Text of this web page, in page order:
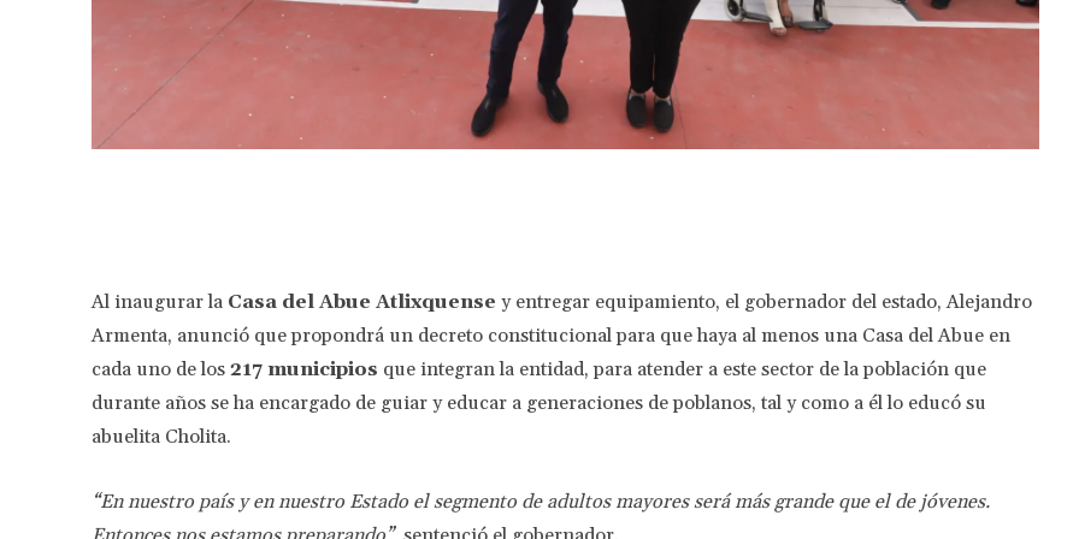
Al inaugurar la Casa del Abue Atlixquense y entregar equipamiento, el gobernador del estado, Alejandro
Armenta, anunció que propondrá un decreto constitucional para que haya al menos una Casa del Abue en
cada uno de los 217 municipios que integran la entidad, para atender a este sector de la población que
durante años se ha encargado de guiar y educar a generaciones de poblanos, tal y como a él lo educó su
abuelita Cholita.
“En nuestro país y en nuestro Estado el segmento de adultos mayores será más grande que el de jóvenes.